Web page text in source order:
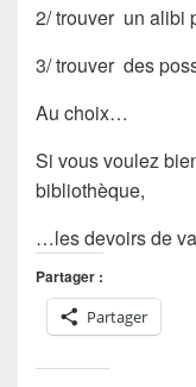
2/ trouver un alibi
3/ trouver des
Au choix…
Si vous voulez
bibliothèque,
…les devoirs de
Partager :
Partager